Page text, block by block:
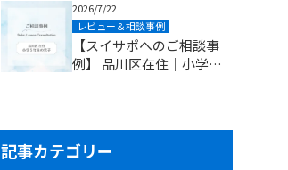
2026/7/22
レビュー＆相談事例
【スイサポへのご相談事
例】 品川区在住｜小学5
年生(10歳)の男子
記事カテゴリー